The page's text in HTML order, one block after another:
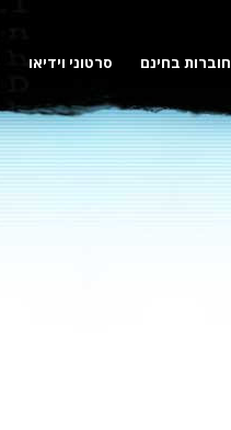
חוברות בחינם סרטוני וידיאו